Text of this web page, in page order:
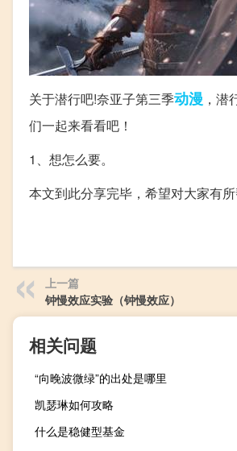
关于潜行吧!奈亚子第三季动漫 ，
们一起来看看吧！
1、想怎么要。
本文到此分享完毕，希望对大家有所
上一篇
钟慢效应实验（钟慢效应）
相关问题
“向晚波微绿”的出处是哪里
凯瑟琳如何攻略
什么是稳健型基金